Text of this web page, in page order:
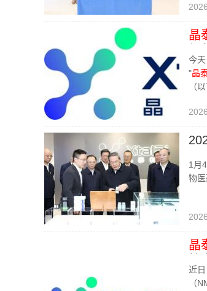
晶
今
"晶
（
1月
物医
晶
近日
（